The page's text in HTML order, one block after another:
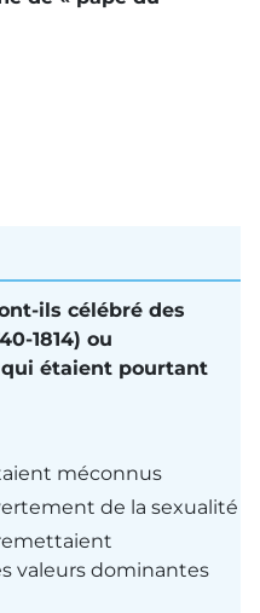
ils célébré des
1814) ou
qui étaient pourtant
méconnus
de la sexualité
valeurs dominantes